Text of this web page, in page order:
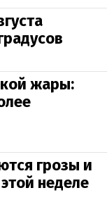
жары:
грозы и
неделе